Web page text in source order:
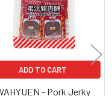
ADD TO CART
- Pork Jerky